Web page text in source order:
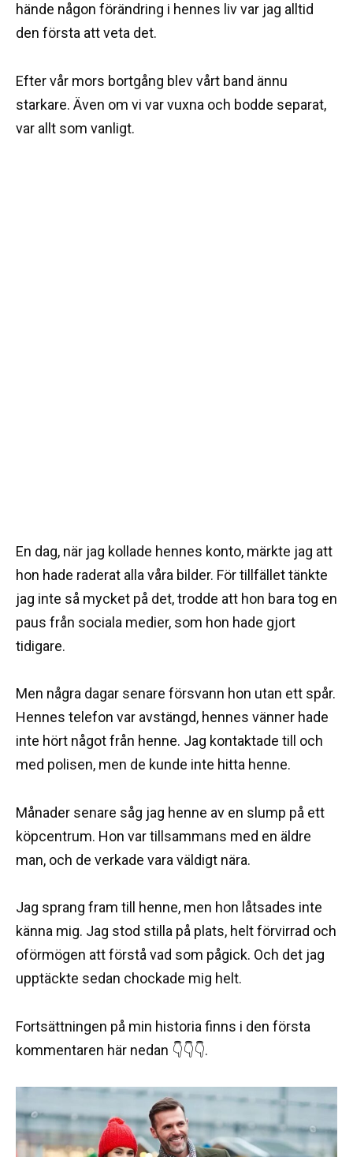
hände någon förändring i hennes liv var jag alltid
den första att veta det.
Efter vår mors bortgång blev vårt band ännu
starkare. Även om vi var vuxna och bodde separat,
var allt som vanligt.
En dag, när jag kollade hennes konto, märkte jag att
hon hade raderat alla våra bilder. För tillfället tänkte
jag inte så mycket på det, trodde att hon bara tog en
paus från sociala medier, som hon hade gjort
tidigare.
Men några dagar senare försvann hon utan ett spår.
Hennes telefon var avstängd, hennes vänner hade
inte hört något från henne. Jag kontaktade till och
med polisen, men de kunde inte hitta henne.
Månader senare såg jag henne av en slump på ett
köpcentrum. Hon var tillsammans med en äldre
man, och de verkade vara väldigt nära.
Jag sprang fram till henne, men hon låtsades inte
känna mig. Jag stod stilla på plats, helt förvirrad och
oförmögen att förstå vad som pågick. Och det jag
upptäckte sedan chockade mig helt.
Fortsättningen på min historia finns i den första
kommentaren här nedan 👇👇👇.